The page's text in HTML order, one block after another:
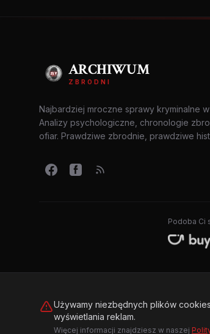
ARCHIWUM
ZBRODNI
Najbardziej mroczne sprawy kryminalne
Analizy psychologiczne, chronologie
ofiar. Prawdziwe zbrodnie, prawdziwe
Podoba Ci
© 2026 Archiwum Zbrodni - zly.com.pl.
Używamy niezbędnych plików
wyświetlania reklam.
Więcej informacji znajdziesz w naszej